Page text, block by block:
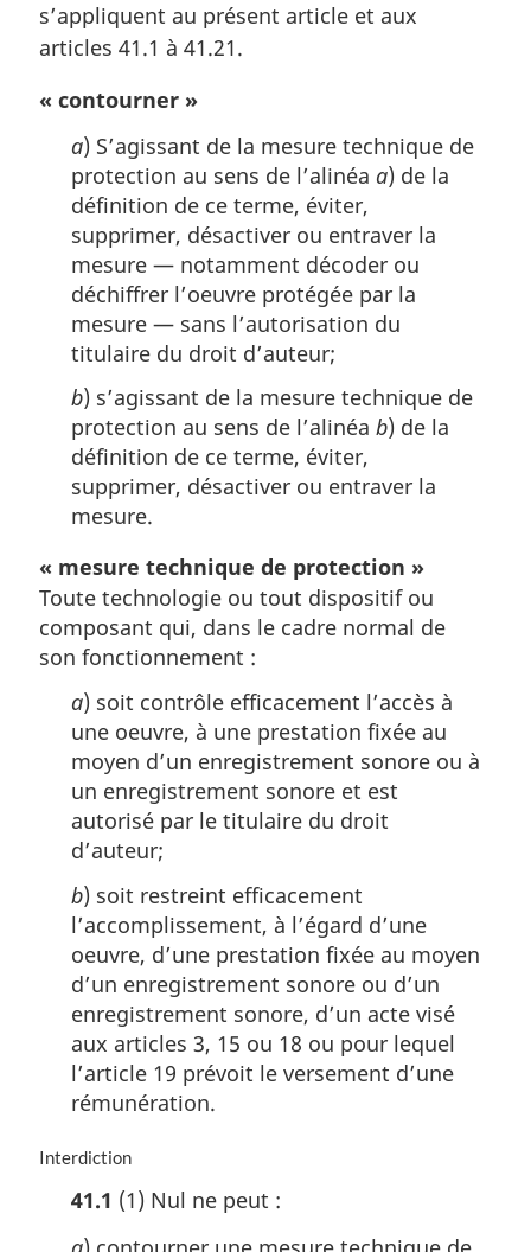
e
:
e
m
s’appliquent au présent article et aux
articles 41.1 à 41.21.
« contourner »
a) S’agissant de la mesure technique de
protection au sens de l’alinéa a) de la
définition de ce terme, éviter,
supprimer, désactiver ou entraver la
mesure — notamment décoder ou
déchiffrer l’oeuvre protégée par la
mesure — sans l’autorisation du
titulaire du droit d’auteur;
b) s’agissant de la mesure technique de
protection au sens de l’alinéa b) de la
définition de ce terme, éviter,
supprimer, désactiver ou entraver la
mesure.
« mesure technique de protection »
Toute technologie ou tout dispositif ou
composant qui, dans le cadre normal de
son fonctionnement :
a) soit contrôle efficacement l’accès à
une oeuvre, à une prestation fixée au
moyen d’un enregistrement sonore ou à
un enregistrement sonore et est
autorisé par le titulaire du droit
d’auteur;
b) soit restreint efficacement
l’accomplissement, à l’égard d’une
oeuvre, d’une prestation fixée au moyen
d’un enregistrement sonore ou d’un
enregistrement sonore, d’un acte visé
aux articles 3, 15 ou 18 ou pour lequel
l’article 19 prévoit le versement d’une
rémunération.
N
Interdiction
41.1 (1) Nul ne peut :